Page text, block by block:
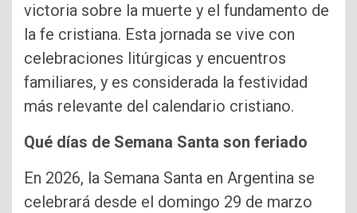
victoria sobre la muerte y el fundamento de
la fe cristiana. Esta jornada se vive con
celebraciones litúrgicas y encuentros
familiares, y es considerada la festividad
más relevante del calendario cristiano.
Qué días de Semana Santa son feriado
En 2026, la Semana Santa en Argentina se
celebrará desde el domingo 29 de marzo